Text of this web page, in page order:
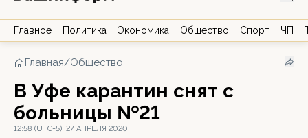
Главное Политика Экономика Общество Спорт ЧП
Главная/Общество
В Уфе карантин снят с
больницы №21
12:58 (UTC+5), 27 АПРЕЛЯ 2020